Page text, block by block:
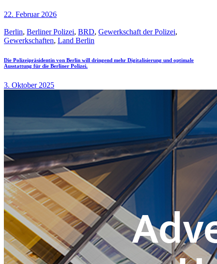
22. Februar 2026
Berlin, Berliner Polizei, BRD, Gewerkschaft der Polizei,
Gewerkschaften, Land Berlin
Die Polizeipräsidentin von Berlin will dringend mehr Digitalisierung und optimale
Ausstattung für die Berliner Polizei.
3. Oktober 2025